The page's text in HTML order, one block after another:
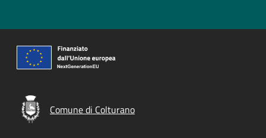
Comune di Colturano